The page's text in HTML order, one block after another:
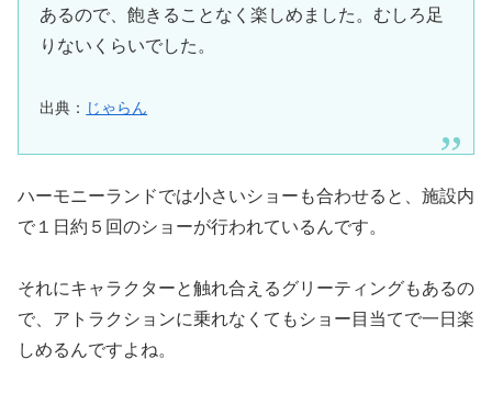
あるので、飽きることなく楽しめました。むしろ足
りないくらいでした。
出典： じゃらん
ハーモニーランドでは小さいショーも合わせると、施設内
で１日約５回のショーが行われているんです。
それにキャラクターと触れ合えるグリーティングもあるの
で、アトラクションに乗れなくてもショー目当てで一日楽
しめるんですよね。